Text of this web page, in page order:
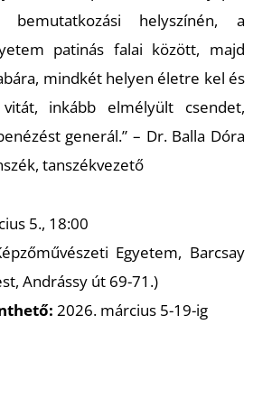
helyszínén, a
patinás falai között, majd
mindkét helyen életre kel és
inkább elmélyült csendet,
generál.” – Dr. Balla Dóra
tanszékvezető
5., 18:00
Egyetem, Barcsay
Andrássy út 69-71.)
2026. március 5-19-ig